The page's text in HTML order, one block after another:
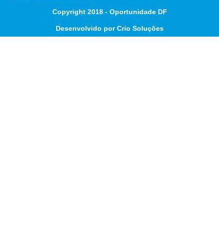
Copyright 2018 - Oportunidade DF
Desenvolvido por Crio Soluções